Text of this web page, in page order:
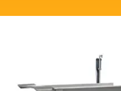
นมถั่วเหลือง
ปลอดภัยด้